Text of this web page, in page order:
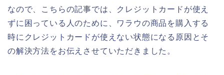
なので、こちらの記事では、クレジットカードが使え
ずに困っている人のために、ワラウの商品を購入する
時にクレジットカードが使えない状態になる原因とそ
の解決方法をお伝えさせていただきました。